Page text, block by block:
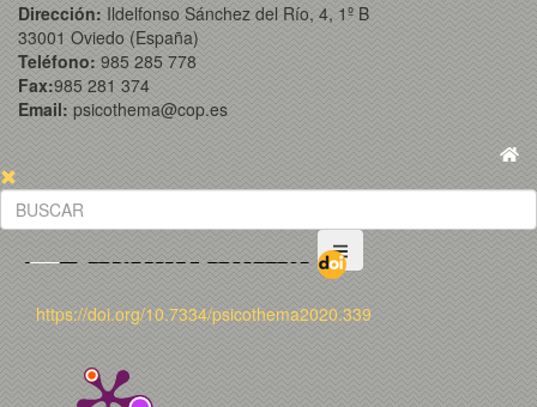
Dirección: Ildelfonso Sánchez del Río, 4, 1º B
33001 Oviedo (España)
Teléfono: 985 285 778
Fax:985 281 374
Email: psicothema@cop.es
https://doi.org/10.7334/psicothema2020.339